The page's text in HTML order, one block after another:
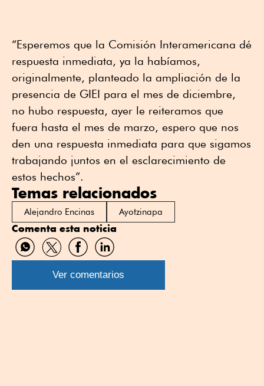
“Esperemos que la Comisión Interamericana dé
respuesta inmediata, ya la habíamos,
originalmente, planteado la ampliación de la
presencia de GIEI para el mes de diciembre,
no hubo respuesta, ayer le reiteramos que
fuera hasta el mes de marzo, espero que nos
den una respuesta inmediata para que sigamos
trabajando juntos en el esclarecimiento de
estos hechos”.
Temas relacionados
Alejandro Encinas Ayotzinapa
Comenta esta noticia
Compartir
por
WhatsApp
Compartir
por
Twitter
Compartir
por
Facebook
Compartir
por
Linkedin
Ver comentarios